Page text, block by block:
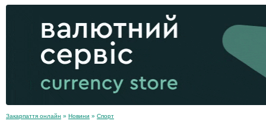
На Хустщині внаслідок ДТП за
Інструктора районного ТЦК на
Закарпаття онлайн » Новини » Спорт